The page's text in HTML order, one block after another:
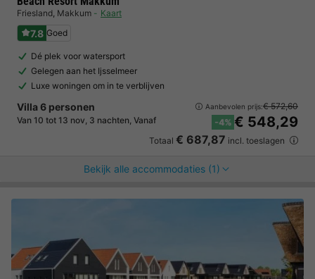
Friesland, Makkum Kaart
7.8 Goed
Dé plek voor watersport
Gelegen aan het Ijsselmeer
Luxe woningen om in te verblijven
Villa 6 personen
Van 10 tot 13 nov, 3 nachten, Vanaf
Aanbevolen prijs:€ 572,60
-4% € 548,29
Totaal € 687,87 incl. toeslagen
Bekijk alle accommodaties (1)